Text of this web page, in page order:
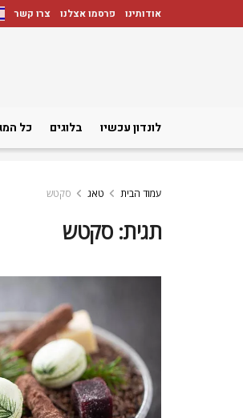
אודותינו פרסמו אצלנו צרו קשר
לונדון עכשיו בלוגים כל
עמוד הבית טאג סקטש
תגית:סקטש